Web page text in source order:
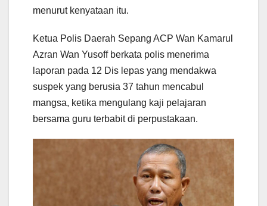
menurut kenyataan itu.
Ketua Polis Daerah Sepang ACP Wan Kamarul
Azran Wan Yusoff berkata polis menerima
laporan pada 12 Dis lepas yang mendakwa
suspek yang berusia 37 tahun mencabul
mangsa, ketika mengulang kaji pelajaran
bersama guru terbabit di perpustakaan.